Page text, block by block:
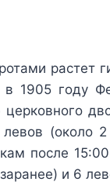
растет
в 1905 году
церковного
левов (около
после
и 6